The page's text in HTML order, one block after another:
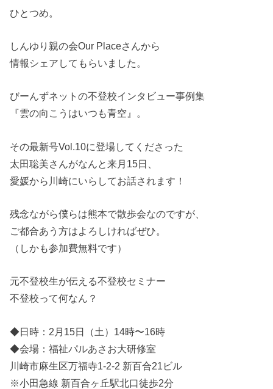
ひとつめ。
しんゆり親の会Our Placeさんから
情報シェアしてもらいました。
びーんずネットの不登校インタビュー事例集
『雲の向こうはいつも青空』。
その最新号Vol.10に登場してくださった
太田聡美さんがなんと来月15日、
愛媛から川崎にいらしてお話されます！
残念ながら僕らは熊本で散歩会なのですが、
ご都合あう方はよろしければぜひ。
（しかも参加費無料です）
元不登校生が伝える不登校セミナー
不登校って何なん？
◆日時：2月15日（土）14時〜16時
◆会場：福祉パルあさお大研修室
川崎市麻生区万福寺1-2-2 新百合21ビル
※小田急線 新百合ヶ丘駅北口徒歩2分